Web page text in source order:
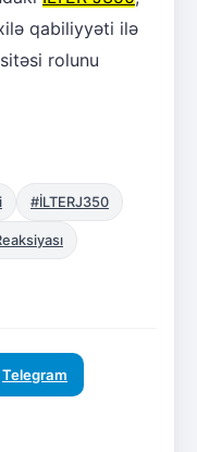
qabiliyyəti ilə
rolunu
#İLTERJ350
Telegram